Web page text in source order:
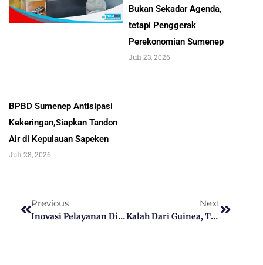
BPBD Sumenep Antisipasi
Kekeringan,Siapkan Tandon
Air di Kepulauan Sapeken
Juli 28, 2026
Bukan Sekadar Agenda,
tetapi Penggerak
Perekonomian Sumenep
Juli 23, 2026
Previous
Inovasi Pelayanan Disdukcapil Sumenep Ditekankan Dalam Apel Pagi
Next
Kalah Dari Guinea, Timnas U23 Indonesia Gagal Lolos Ke Olimpiade 2024